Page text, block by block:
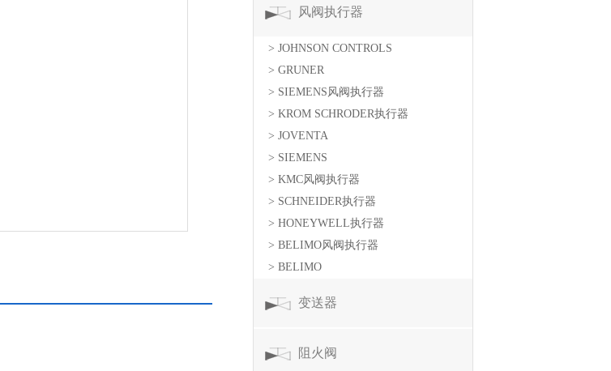
风阀执行器
> JOHNSON CONTROLS
> GRUNER
> SIEMENS风阀执行器
> KROM SCHRODER执行器
> JOVENTA
> SIEMENS
> KMC风阀执行器
> SCHNEIDER执行器
> HONEYWELL执行器
> BELIMO风阀执行器
> BELIMO
变送器
阻火阀